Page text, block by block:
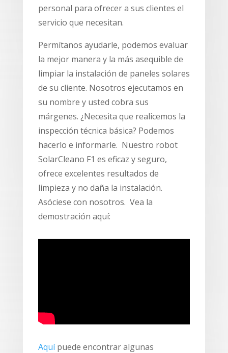
personal para ofrecer a sus clientes el
servicio que necesitan.
Permítanos ayudarle, podemos evaluar
la mejor manera y la más asequible de
limpiar la instalación de paneles solares
de su cliente. Nosotros ejecutamos en
su nombre y usted cobra sus
márgenes. ¿Necesita que realicemos la
inspección técnica básica? Podemos
hacerlo e informarle. Nuestro robot
SolarCleano F1 es eficaz y seguro,
ofrece excelentes resultados de
limpieza y no daña la instalación.
Asóciese con nosotros. Vea la
demostración aquí:
Aquípuede encontrar algunas